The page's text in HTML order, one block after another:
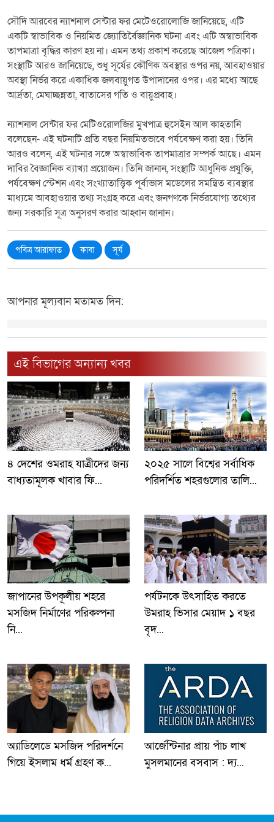
সৌদি আরবের ন্যাশনাল সেন্টার ফর মেটেওরোলোজি জানিয়েছে, এটি
একটি স্বাভাবিক ও নিয়মিত জ্যোতির্বৈজ্ঞানিক ঘটনা এবং এটি অস্বাভাবিক
তাপমাত্রা বৃদ্ধির কারণ হয় না। এমন তথ্য প্রকাশ করেছে আজেল পত্রিকা।
সংস্থাটি আরও জানিয়েছে, শুধু সূর্যের কৌণিক অবস্থার ওপর নয়, আবহাওয়ার
অবস্থা নির্ভর করে একাধিক জলবায়ুগত উপাদানের ওপর। এর মধ্যে আছে
আর্দ্রতা, মেঘাচ্ছন্নতা, বাতাসের গতি ও বায়ুপ্রবাহ।
ন্যাশনাল সেন্টার ফর মেটিওরোলজির মুখপাত্র হুসেইন আল কাহতানি
বলেছেন- এই ঘটনাটি প্রতি বছর নিয়মিতভাবে পর্যবেক্ষণ করা হয়। তিনি
আরও বলেন, এই ঘটনার সঙ্গে অস্বাভাবিক তাপমাত্রার সম্পর্ক আছে। এমন
দাবির বৈজ্ঞানিক ব্যাখ্যা প্রয়োজন। তিনি জানান, সংস্থাটি আধুনিক প্রযুক্তি,
পর্যবেক্ষণ স্টেশন এবং সংখ্যাতাত্ত্বিক পূর্বাভাস মডেলের সমন্বিত ব্যবস্থার
মাধ্যমে আবহাওয়ার তথ্য সংগ্রহ করে এবং জনগণকে নির্ভরযোগ্য তথ্যের
জন্য সরকারি সূত্র অনুসরণ করার আহ্বান জানান।
পবিত্র আরাফাত কাবা সূর্য
আপনার মূল্যবান মতামত দিন:
এই বিভাগের অন্যান্য খবর
৪ দেশের ওমরাহ যাত্রীদের জন্য
বাধ্যতামূলক খাবার ফি...
২০২৫ সালে বিশ্বের সর্বাধিক
পরিদর্শিত শহরগুলোর তালি...
জাপানের উপকূলীয় শহরে
মসজিদ নির্মাণের পরিকল্পনা
নি...
পর্যটনকে উৎসাহিত করতে
উমরাহ ভিসার মেয়াদ ১ বছর
বৃদ...
অ্যাডিলেডে মসজিদ পরিদর্শনে
গিয়ে ইসলাম ধর্ম গ্রহণ ক...
আর্জেন্টিনার প্রায় পাঁচ লাখ
মুসলমানের বসবাস : দ্য...